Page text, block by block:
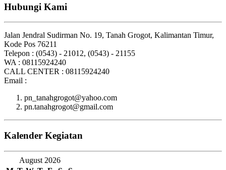
Hubungi Kami
Jalan Jendral Sudirman No. 19, Tanah Grogot, Kalimantan Timur,
Kode Pos 76211
Telepon : (0543) - 21012, (0543) - 21155
WA : 08115924240
CALL CENTER : 08115924240
Email :
pn_tanahgrogot@yahoo.com
pn.tanahgrogot@gmail.com
Kalender Kegiatan
August 2026